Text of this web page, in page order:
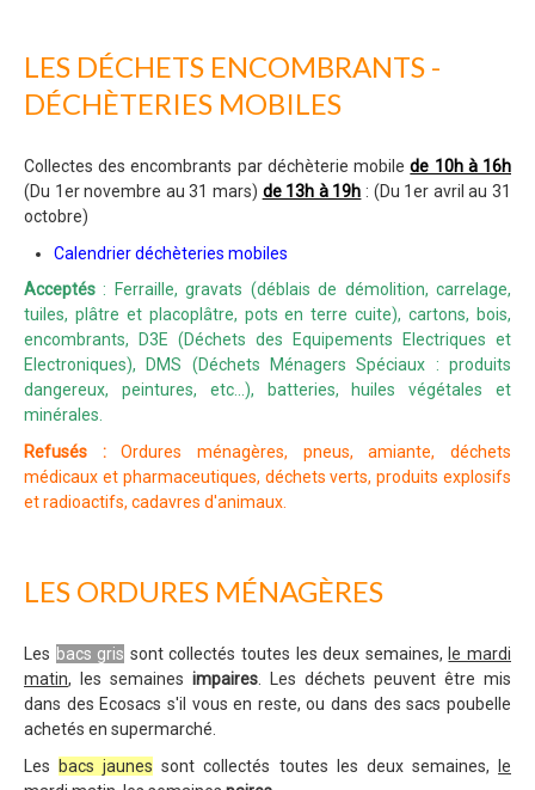
LES DÉCHETS ENCOMBRANTS -
DÉCHÈTERIES MOBILES
Collectes des encombrants par déchèterie mobile de 10h à 16h
(Du 1er novembre au 31 mars) de 13h à 19h : (Du 1er avril au 31
octobre)
Calendrier déchèteries mobiles
Acceptés : Ferraille, gravats (déblais de démolition, carrelage,
tuiles, plâtre et placoplâtre, pots en terre cuite), cartons, bois,
encombrants, D3E (Déchets des Equipements Electriques et
Electroniques), DMS (Déchets Ménagers Spéciaux : produits
dangereux, peintures, etc...), batteries, huiles végétales et
minérales.
Refusés :Ordures ménagères, pneus, amiante, déchets
médicaux et pharmaceutiques, déchets verts, produits explosifs
et radioactifs, cadavres d'animaux.
LES ORDURES MÉNAGÈRES
Les bacs gris sont collectés toutes les deux semaines, le mardi
matin, les semaines impaires . Les déchets peuvent être mis
dans des Ecosacs s'il vous en reste, ou dans des sacs poubelle
achetés en supermarché.
Les
bacs jaunes sont collectés toutes les deux semaines,
le